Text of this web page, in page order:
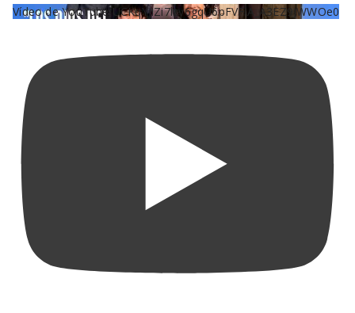
Vídeo de YouTube UCKqYjiZi7lzy6gqU6pFVFiA_A3EZ9JWWOe0